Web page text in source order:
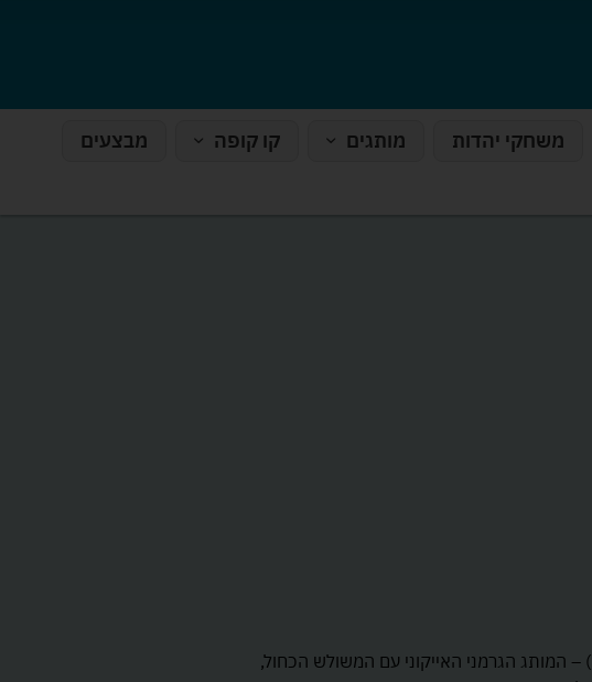
משחקי יהדות מותגים קו קופה מבצעים
מחפשים דרך להוריד את הילדים מהמסכים ולהרוויח קצת זמן איכות משפחתי ביחד? תכירו את רבנסבורגר (Ravensburger) – המותג הגרמני האייקוני עם המשולש הכחול,